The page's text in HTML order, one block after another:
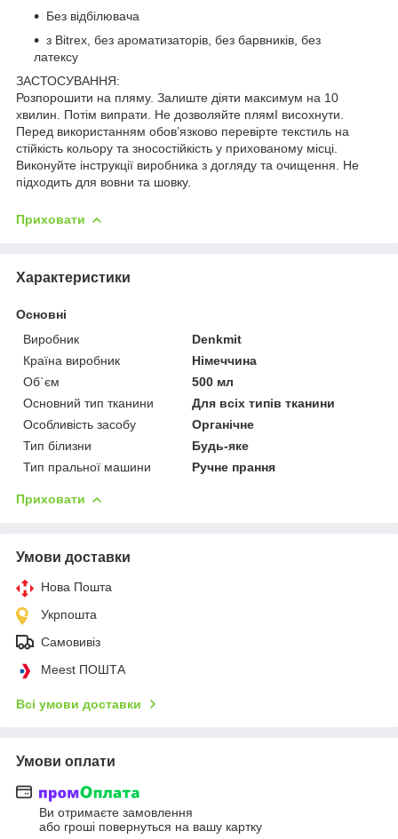
Без відбілювача
з Bitrex, без ароматизаторів, без барвників, без
латексу
ЗАСТОСУВАННЯ:
Розпорошити на пляму. Залиште діяти максимум на 10
хвилин. Потім випрати. Не дозволяйте плямІ висохнути.
Перед використанням обов’язково перевірте текстиль на
стійкість кольору та зносостійкість у прихованому місці.
Виконуйте інструкції виробника з догляду та очищення. Не
підходить для вовни та шовку.
Приховати
Характеристики
Основні
Виробник
Denkmit
Країна виробник
Німеччина
Об`єм
500 мл
Основний тип тканини
Для всіх типів тканини
Особливість засобу
Органічне
Тип білизни
Будь-яке
Тип пральної машини
Ручне прання
Приховати
Умови доставки
Нова Пошта
Укрпошта
Самовивіз
Meest ПОШТА
Всі умови доставки
Умови оплати
Ви отримаєте замовлення
або гроші повернуться на вашу картку